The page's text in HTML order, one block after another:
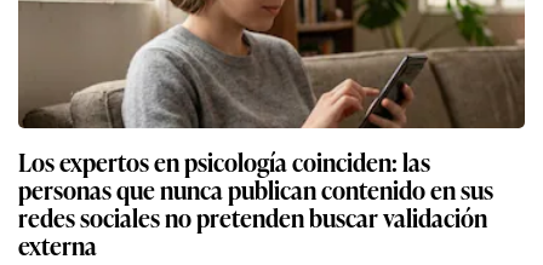
Los expertos en psicología coinciden: las
personas que nunca publican contenido en sus
redes sociales no pretenden buscar validación
externa